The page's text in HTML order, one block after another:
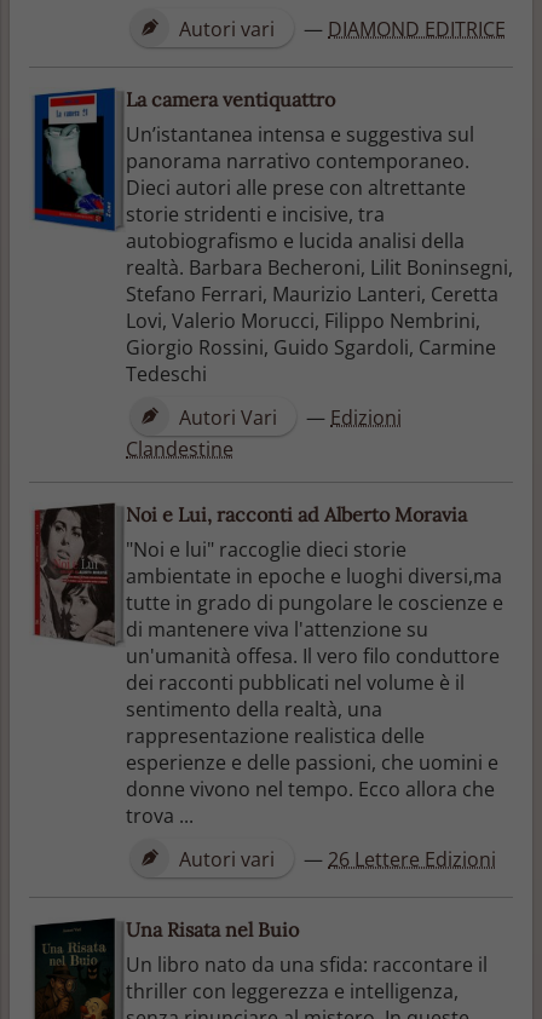
Autori vari
— DIAMOND EDITRICE
La camera ventiquattro
Un’istantanea intensa e suggestiva sul
panorama narrativo contemporaneo.
Dieci autori alle prese con altrettante
storie stridenti e incisive, tra
autobiografismo e lucida analisi della
realtà. Barbara Becheroni, Lilit Boninsegni,
Stefano Ferrari, Maurizio Lanteri, Ceretta
Lovi, Valerio Morucci, Filippo Nembrini,
Giorgio Rossini, Guido Sgardoli, Carmine
Tedeschi
Autori Vari
— Edizioni
Clandestine
Noi e Lui, racconti ad Alberto Moravia
"Noi e lui" raccoglie dieci storie
ambientate in epoche e luoghi diversi,ma
tutte in grado di pungolare le coscienze e
di mantenere viva l'attenzione su
un'umanità offesa. Il vero filo conduttore
dei racconti pubblicati nel volume è il
sentimento della realtà, una
rappresentazione realistica delle
esperienze e delle passioni, che uomini e
donne vivono nel tempo. Ecco allora che
trova ...
Autori vari
— 26 Lettere Edizioni
Una Risata nel Buio
Un libro nato da una sfida: raccontare il
thriller con leggerezza e intelligenza,